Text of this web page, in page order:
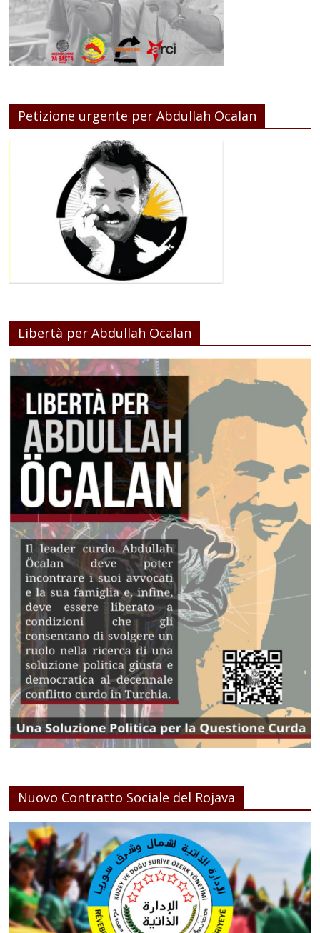
Petizione urgente per Abdullah Ocalan
Libertà per Abdullah Öcalan
Nuovo Contratto Sociale del Rojava